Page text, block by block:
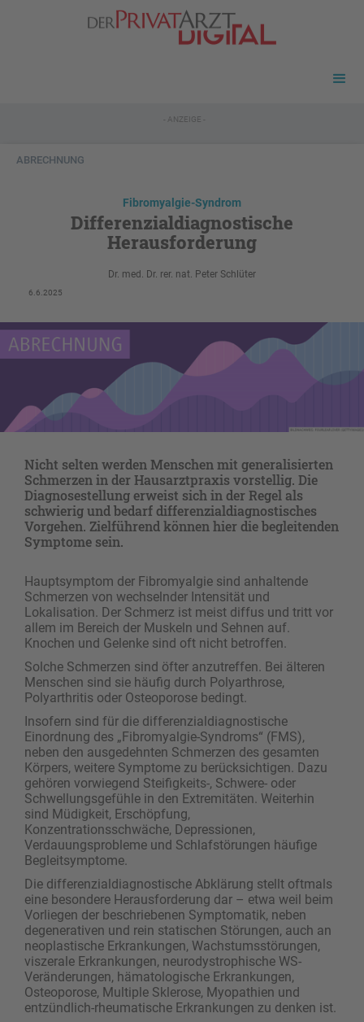
- ANZEIGE -
ABRECHNUNG
Fibromyalgie-Syndrom
Differenzialdiagnostische
Herausforderung
Dr. med. Dr. rer. nat. Peter Schlüter
6.6.2025
Nicht selten werden Menschen mit generalisierten
Schmerzen in der Hausarztpraxis vorstellig. Die
Diagnosestellung erweist sich in der Regel als
schwierig und bedarf differenzialdiagnostisches
Vorgehen. Zielführend können hier die begleitenden
Symptome sein.
Hauptsymptom der Fibromyalgie sind anhaltende
Schmerzen von wechselnder Intensität und
Lokalisation. Der Schmerz ist meist diffus und tritt vor
allem im Bereich der Muskeln und Sehnen auf.
Knochen und Gelenke sind oft nicht betroffen.
Solche Schmerzen sind öfter anzutreffen. Bei älteren
Menschen sind sie häufig durch Polyarthrose,
Polyarthritis oder Osteoporose bedingt.
Insofern sind für die differenzialdiagnostische
Einordnung des „Fibromyalgie-Syndroms“ (FMS),
neben den ausgedehnten Schmerzen des gesamten
Körpers, weitere Symptome zu berücksichtigen. Dazu
gehören vorwiegend Steifigkeits-, Schwere- oder
Schwellungsgefühle in den Extremitäten. ­Weiterhin
sind Müdigkeit, Erschöpfung,
Konzentrationsschwäche, Depressionen,
Verdauungsprobleme und Schlafstörungen häufige
Begleitsymptome.
Die differenzialdiagnostische Abklärung stellt oftmals
eine besondere Herausforderung dar – etwa weil beim
Vorliegen der beschriebenen Symptomatik, neben
degenerativen und rein statischen Störungen, auch an
neoplastische Erkrankungen, Wachstumsstörungen,
viszerale Erkrankungen, neurodystrophische WS-
Veränderungen, hämatologische Erkrankungen,
Osteoporose, Multiple ­Sklerose, Myopathien und
entzündlich-rheumatische Erkrankungen zu denken ist.